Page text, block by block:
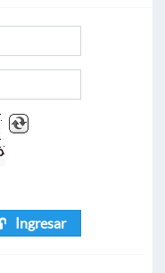
Ingresar